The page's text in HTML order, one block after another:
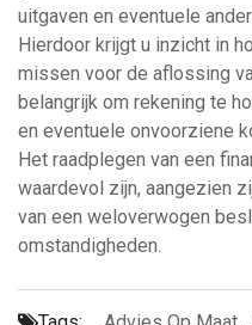
uitgaven en eventuele
Hierdoor krijgt u inzicht in
missen voor de aflossing
belangrijk om rekening te
en eventuele onvoorziene
Het raadplegen van een
waardevol zijn, aangezien
van een weloverwogen
omstandigheden.